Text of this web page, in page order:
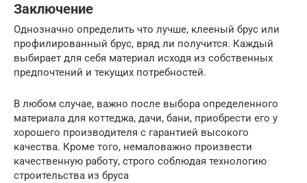
Заключение
Однозначно определить что лучше, клееный брус или
профилированный брус, вряд ли получится. Каждый
выбирает для себя материал исходя из собственных
предпочтений и текущих потребностей.
В любом случае, важно после выбора определенного
материала для коттеджа, дачи, бани, приобрести его у
хорошего производителя с гарантией высокого
качества. Кроме того, немаловажно произвести
качественную работу, строго соблюдая технологию
строительства из бруса